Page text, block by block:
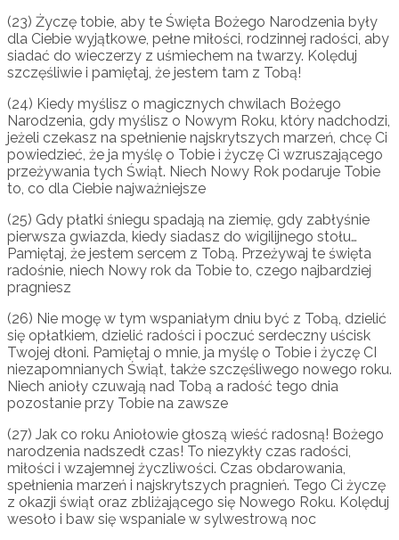
(23) Życzę tobie, aby te Święta Bożego Narodzenia były
dla Ciebie wyjątkowe, pełne miłości, rodzinnej radości, aby
siadać do wieczerzy z uśmiechem na twarzy. Kolęduj
szczęśliwie i pamiętaj, że jestem tam z Tobą!
(24) Kiedy myślisz o magicznych chwilach Bożego
Narodzenia, gdy myślisz o Nowym Roku, który nadchodzi,
jeżeli czekasz na spełnienie najskrytszych marzeń, chcę Ci
powiedzieć, że ja myślę o Tobie i życzę Ci wzruszającego
przeżywania tych Świąt. Niech Nowy Rok podaruje Tobie
to, co dla Ciebie najważniejsze
(25) Gdy płatki śniegu spadają na ziemię, gdy zabłyśnie
pierwsza gwiazda, kiedy siadasz do wigilijnego stołu…
Pamiętaj, że jestem sercem z Tobą. Przeżywaj te święta
radośnie, niech Nowy rok da Tobie to, czego najbardziej
pragniesz
(26) Nie mogę w tym wspaniałym dniu być z Tobą, dzielić
się opłatkiem, dzielić radości i poczuć serdeczny uścisk
Twojej dłoni. Pamiętaj o mnie, ja myślę o Tobie i życzę CI
niezapomnianych Świąt, także szczęśliwego nowego roku.
Niech anioły czuwają nad Tobą a radość tego dnia
pozostanie przy Tobie na zawsze
(27) Jak co roku Aniołowie głoszą wieść radosną! Bożego
narodzenia nadszedł czas! To niezykły czas radości,
miłości i wzajemnej życzliwości. Czas obdarowania,
spełnienia marzeń i najskrytszych pragnień. Tego Ci życzę
z okazji świąt oraz zbliżającego się Nowego Roku. Kolęduj
wesoło i baw się wspaniale w sylwestrową noc